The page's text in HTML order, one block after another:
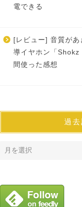
電できる
[レビュー] 音質が
導イヤホン「
間使った感想
過